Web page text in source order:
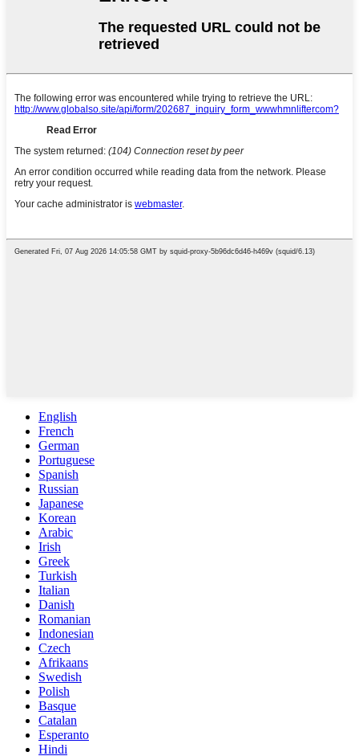
English
French
German
Portuguese
Spanish
Russian
Japanese
Korean
Arabic
Irish
Greek
Turkish
Italian
Danish
Romanian
Indonesian
Czech
Afrikaans
Swedish
Polish
Basque
Catalan
Esperanto
Hindi